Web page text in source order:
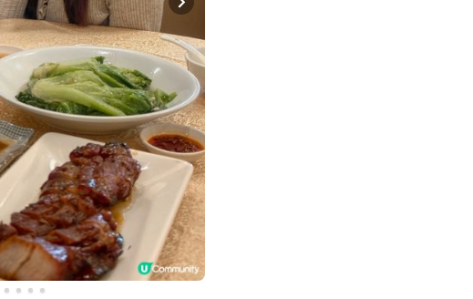
Next slide